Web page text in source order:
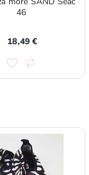
46
18,49 €